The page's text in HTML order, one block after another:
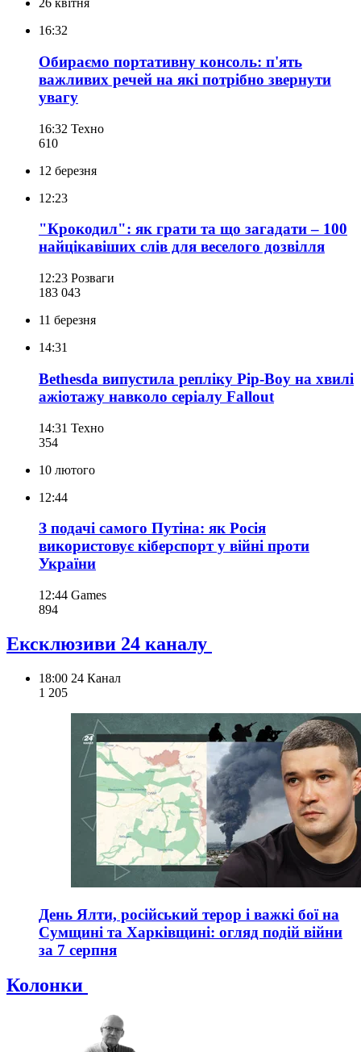
26 квітня
16:32
Обираємо портативну консоль: п'ять
важливих речей на які потрібно звернути
увагу
16:32 Техно
610
12 березня
12:23
"Крокодил": як грати та що загадати – 100
найцікавіших слів для веселого дозвілля
12:23 Розваги
183 043
11 березня
14:31
Bethesda випустила репліку Pip-Boy на хвилі
ажіотажу навколо серіалу Fallout
14:31 Техно
354
10 лютого
12:44
З подачі самого Путіна: як Росія
використовує кіберспорт у війні проти
України
12:44 Games
894
Ексклюзиви 24 каналу
18:00 24 Канал
1 205
День Ялти, російський терор і важкі бої на
Сумщині та Харківщині: огляд подій війни
за 7 серпня
Колонки